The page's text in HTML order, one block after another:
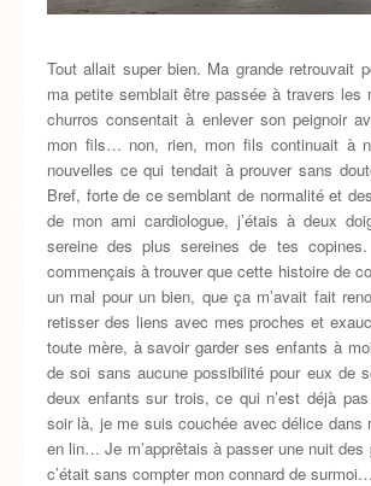
Tout allait super bien. Ma grande retrouvait
ma petite semblait être passée à travers les
churros consentait à enlever son peignoir
mon fils… non, rien, mon fils continuait à
nouvelles ce qui tendait à prouver sans
Bref, forte de ce semblant de normalité et
de mon ami cardiologue, j’étais à deux
sereine des plus sereines de tes
commençais à trouver que cette histoire de
un mal pour un bien, que ça m’avait fait
retisser des liens avec mes proches et
toute mère, à savoir garder ses enfants à
de soi sans aucune possibilité pour eux de
deux enfants sur trois, ce qui n’est déjà
soir là, je me suis couchée avec délice dans
en lin… Je m’apprêtais à passer une nuit
c’était sans compter mon connard de surmoi…